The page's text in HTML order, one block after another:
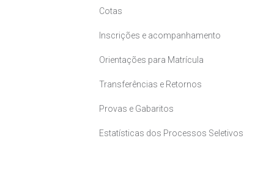
Cotas
Inscrições e acompanhamento
Orientações para Matrícula
Transferências e Retornos
Provas e Gabaritos
Estatísticas dos Processos Seletivos